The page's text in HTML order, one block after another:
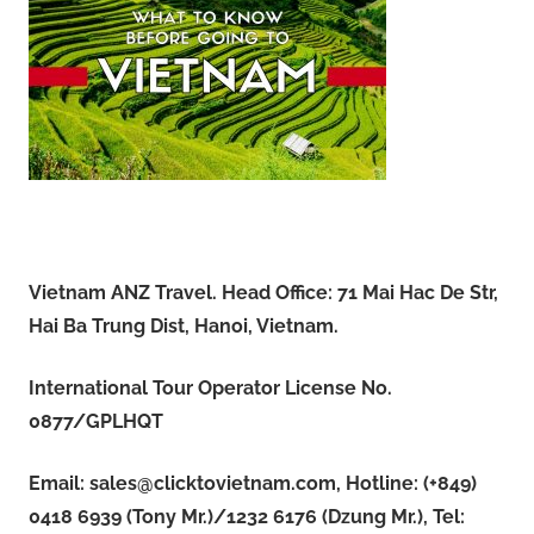
Vietnam ANZ Travel. Head Office: 71 Mai Hac De Str,
Hai Ba Trung Dist, Hanoi, Vietnam.
International Tour Operator License No.
0877/GPLHQT
Email: sales@clicktovietnam.com, Hotline: (+849)
0418 6939 (Tony Mr.)/1232 6176 (Dzung Mr.), Tel: